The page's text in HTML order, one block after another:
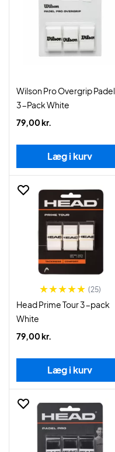
Wilson Pro Overgrip Padel
3-Pack White
79,00 kr.
Læg i kurv
(25)
Head Prime Tour 3-pack
White
79,00 kr.
Læg i kurv